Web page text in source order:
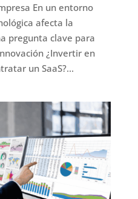
En un entorno
afecta la
pregunta clave para
¿Invertir en
un SaaS?...